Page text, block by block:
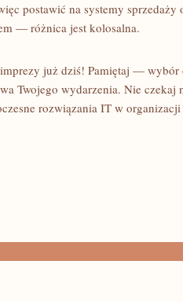
postawić na systemy
— różnica jest kolosalna.
już dziś! Pamiętaj — wybór
Twojego wydarzenia. Nie
rozwiązania IT w